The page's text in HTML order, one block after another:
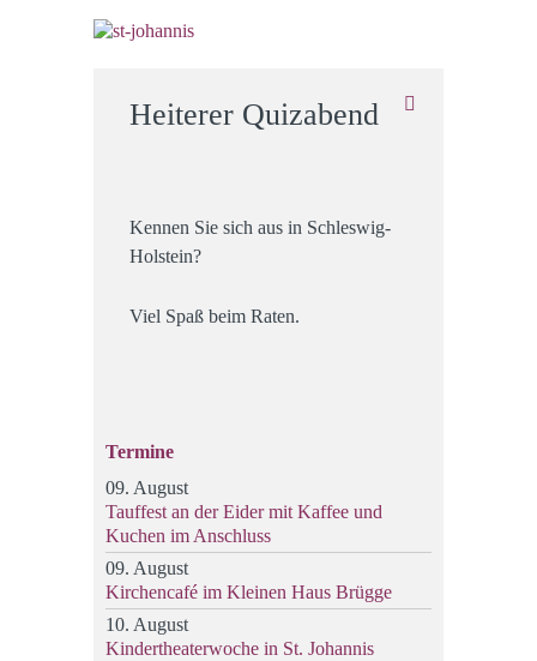
Heiterer Quizabend
Kennen Sie sich aus in Schleswig-
Holstein?
Viel Spaß beim Raten.
Termine
09. August
Tauffest an der Eider mit Kaffee und
Kuchen im Anschluss
09. August
Kirchencafé im Kleinen Haus Brügge
10. August
Kindertheaterwoche in St. Johannis